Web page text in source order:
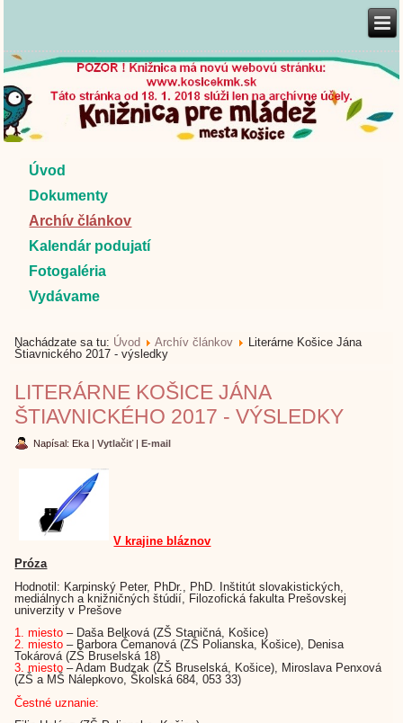
Úvod
Dokumenty
Archív článkov
Kalendár podujatí
Fotogaléria
Vydávame
Nachádzate sa tu: Úvod Archív článkov
Literárne Košice Jána
Štiavnického 2017 - výsledky
LITERÁRNE KOŠICE JÁNA
ŠTIAVNICKÉHO 2017 - VÝSLEDKY
Napísal: Eka |Vytlačiť |E-mail
V krajine bláznov
Próza
Hodnotil: Karpinský Peter, PhDr., PhD. Inštitút slovakistických,
mediálnych a knižničných štúdií, Filozofická fakulta Prešovskej
univerzity v Prešove
1. miesto – Daša Belková (ZŠ Staničná, Košice)
2. miesto – Barbora Čemanová (ZŠ Polianska, Košice), Denisa
Tokárová (ZŠ Bruselská 18)
3. miesto – Adam Budzak (ZŠ Bruselská, Košice), Miroslava Penxová
(ZŠ a MŠ Nálepkovo, Školská 684, 053 33)
Čestné uznanie: